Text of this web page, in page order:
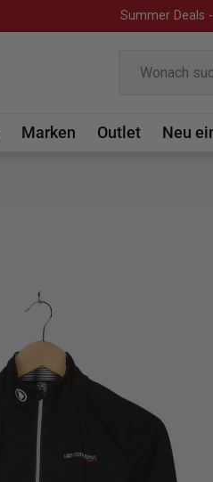
Summer Deals
Marken Outlet Neu